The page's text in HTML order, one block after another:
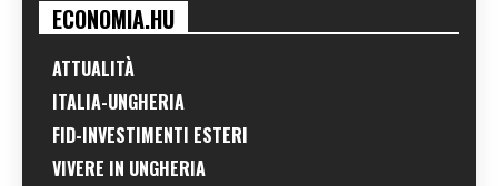
ECONOMIA.HU
ATTUALITÀ
ITALIA-UNGHERIA
FID-INVESTIMENTI ESTERI
VIVERE IN UNGHERIA